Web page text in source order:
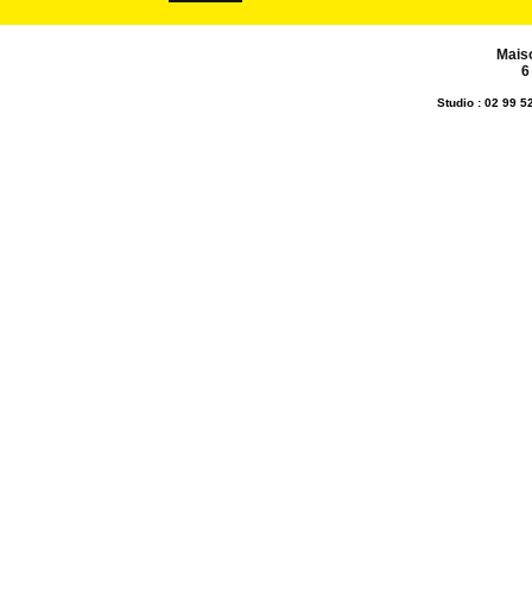
Studio : 02 99